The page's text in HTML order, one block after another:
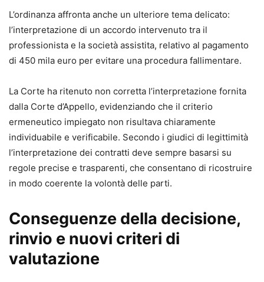
L’ordinanza affronta anche un ulteriore tema delicato:
l’interpretazione di un accordo intervenuto tra il
professionista e la società assistita, relativo al pagamento
di 450 mila euro per evitare una procedura fallimentare.
La Corte ha ritenuto non corretta l’interpretazione fornita
dalla Corte d’Appello, evidenziando che il criterio
ermeneutico impiegato non risultava chiaramente
individuabile e verificabile. Secondo i giudici di legittimità
l’interpretazione dei contratti deve sempre basarsi su
regole precise e trasparenti, che consentano di ricostruire
in modo coerente la volontà delle parti.
Conseguenze della decisione,
rinvio e nuovi criteri di
valutazione